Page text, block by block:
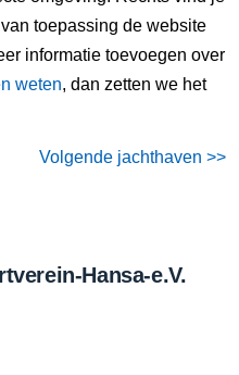
toepassing de website
informatie toevoegen over
weten, dan zetten we het
Volgende jachthaven >>
Hansa-e.V.